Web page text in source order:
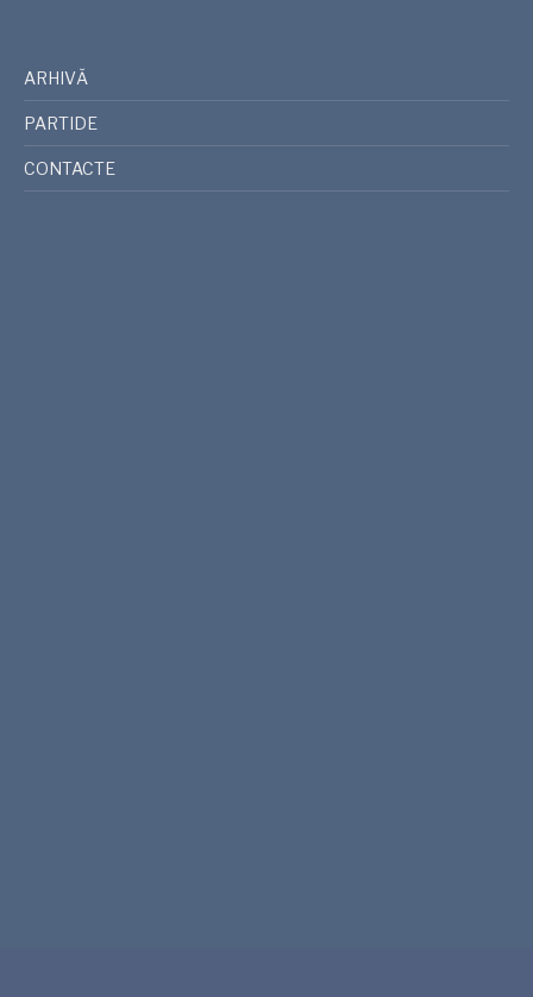
ARHIVĂ
PARTIDE
CONTACTE